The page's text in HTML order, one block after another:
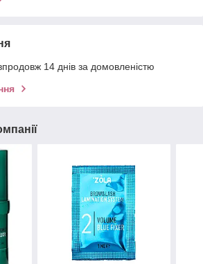
14 днів за домовленістю